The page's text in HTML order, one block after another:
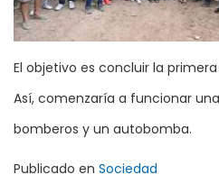
El objetivo es concluir la
Así, comenzaría a funcionar
bomberos y un autobomba.
Publicado en Sociedad